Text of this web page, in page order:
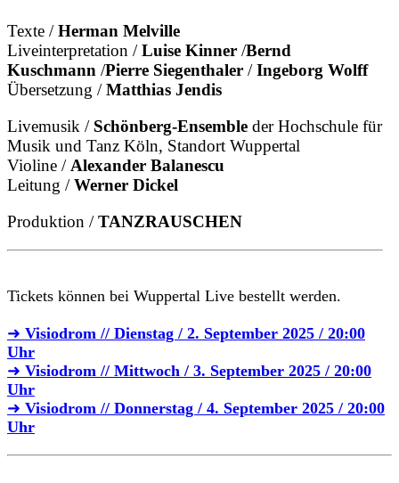
Texte /Herman Melville
Liveinterpretation /Luise Kinner /Bernd
Kuschmann /Pierre Siegenthaler /Ingeborg Wolff
Übersetzung /Matthias Jendis
Livemusik / Schönberg-Ensemble der Hochschule für
Musik und Tanz Köln, Standort Wuppertal
Violine / Alexander Balanescu
Leitung /Werner Dickel
Produktion /TANZRAUSCHEN
Tickets können bei Wuppertal Live bestellt werden.
➜ Visiodrom // Dienstag / 2. September 2025 / 20:00
Uhr
➜ Visiodrom // Mittwoch / 3. September 2025 / 20:00
Uhr
➜ Visiodrom // Donnerstag / 4. September 2025 / 20:00
Uhr